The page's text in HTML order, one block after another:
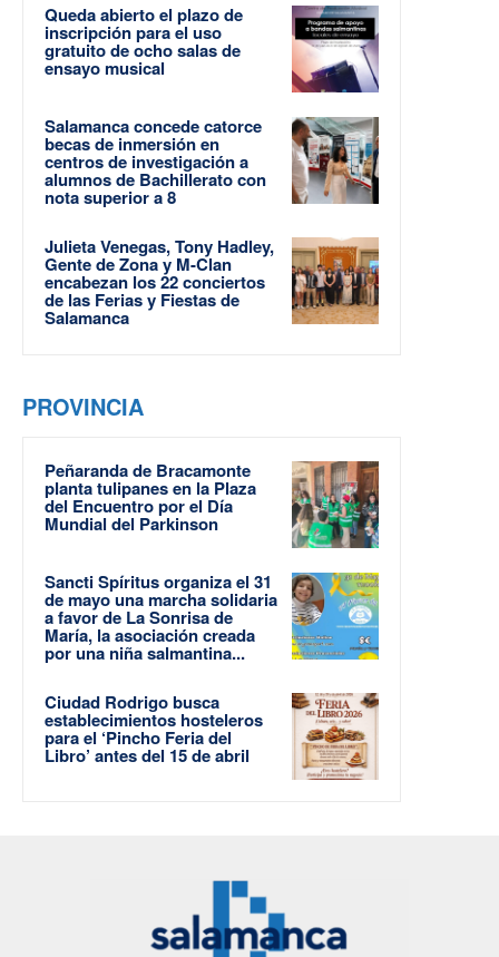
Queda abierto el plazo de
inscripción para el uso
gratuito de ocho salas de
ensayo musical
Salamanca concede catorce
becas de inmersión en
centros de investigación a
alumnos de Bachillerato con
nota superior a 8
Julieta Venegas, Tony Hadley,
Gente de Zona y M-Clan
encabezan los 22 conciertos
de las Ferias y Fiestas de
Salamanca
PROVINCIA
Peñaranda de Bracamonte
planta tulipanes en la Plaza
del Encuentro por el Día
Mundial del Parkinson
Sancti Spíritus organiza el 31
de mayo una marcha solidaria
a favor de La Sonrisa de
María, la asociación creada
por una niña salmantina...
Ciudad Rodrigo busca
establecimientos hosteleros
para el ‘Pincho Feria del
Libro’ antes del 15 de abril